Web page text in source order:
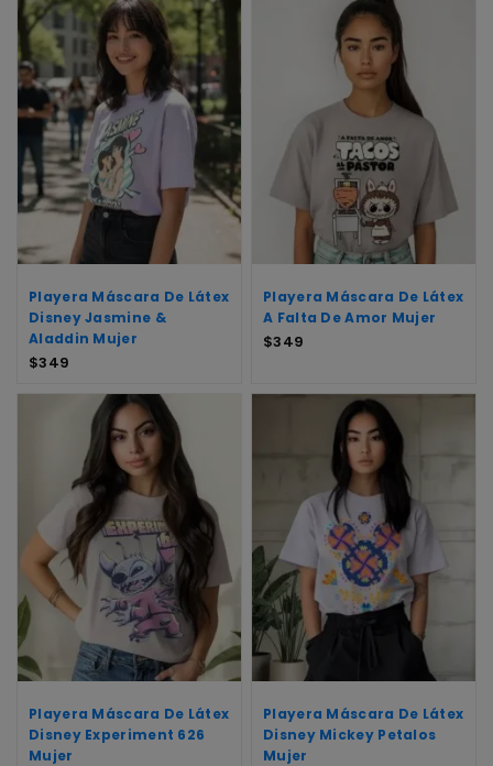
Playera Máscara De Látex
Disney Jasmine &
Aladdin Mujer
$349
Playera Máscara De Látex
A Falta De Amor Mujer
$349
Playera Máscara De Látex
Disney Experiment 626
Mujer
Playera Máscara De Látex
Disney Mickey Petalos
Mujer